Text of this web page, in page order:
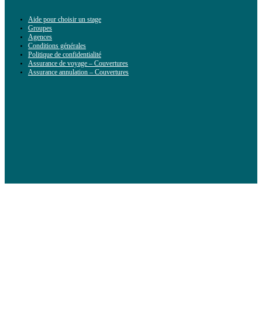
Aide pour choisir un stage
Groupes
Agences
Conditions générales
Politique de confidentialité
Assurance de voyage – Couvertures
Assurance annulation – Couvertures